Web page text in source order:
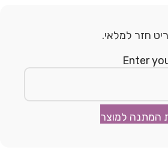
חזר למלאי.
Enter
המתנה למוצר